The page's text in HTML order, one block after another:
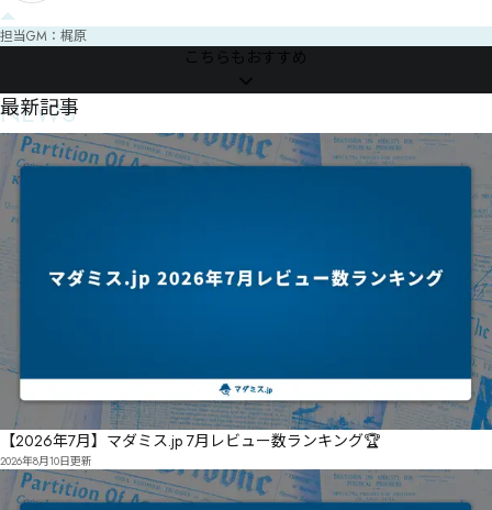
https://twipla.jp/users/cache_mystery
【貸切ご依頼】https://www.jinrohouse.com/contact_mystery
【お問い合わせ】cache.cache.mystery@gmail.com
#カシュカシュ
担当GM：梶原
こちらもおすすめ
NEWS
最新記事
【2026年7月】マダミス.jp 7月レビュー数ランキング🏆
2026年8月10日更新